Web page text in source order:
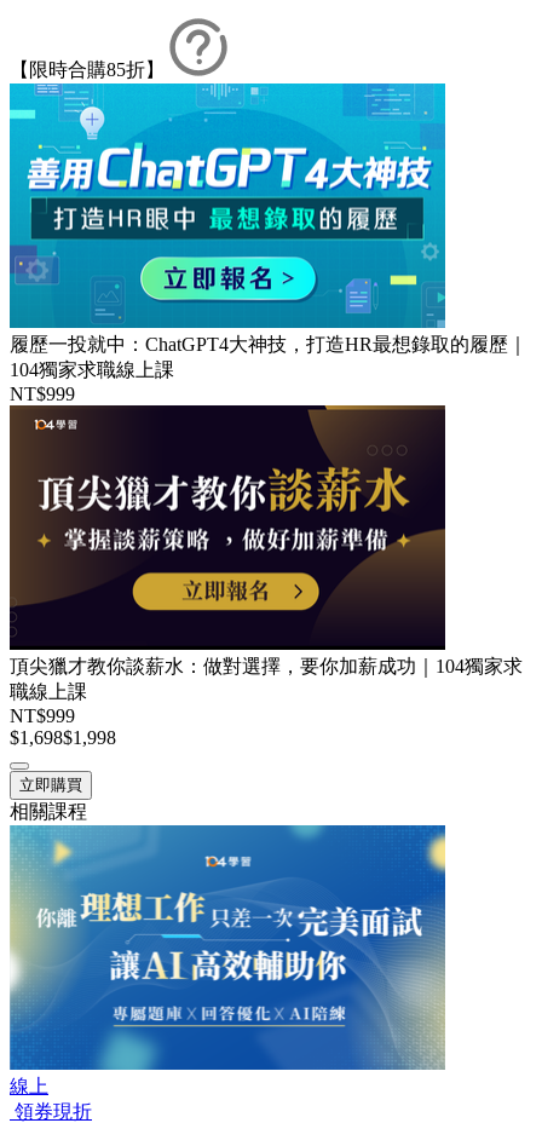
【限時合購85折】
履歷一投就中：ChatGPT4大神技，打造HR最想錄取的履歷｜
104獨家求職線上課
NT$999
頂尖獵才教你談薪水：做對選擇，要你加薪成功｜104獨家求
職線上課
NT$999
$1,698$1,998
立即購買
相關課程
線上
領券現折